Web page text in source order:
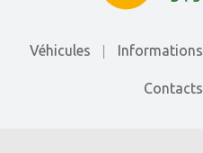
Véhicules Informations
Contacts